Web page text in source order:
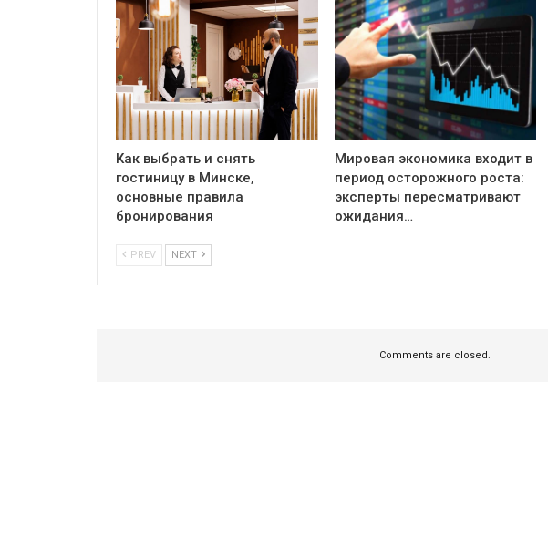
Как выбрать и снять
гостиницу в Минске,
основные правила
бронирования
Мировая экономика входит в
период осторожного роста:
эксперты пересматривают
ожидания…
PREV NEXT
Comments are closed.